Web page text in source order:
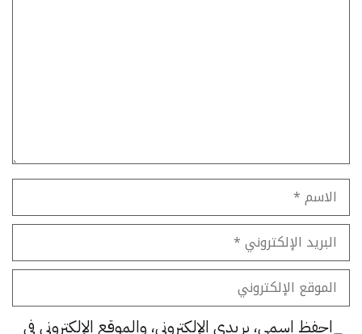
الاسم
البريد
الإلكتروني
الموقع
الإلكتروني
احفظ اسمي، بريدي الإلكتروني، والموقع الإلكتروني في